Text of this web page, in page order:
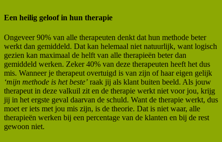
Een heilig geloof in hun therapie
Ongeveer 90% van alle therapeuten denkt dat hun methode beter
werkt dan gemiddeld. Dat kan helemaal niet natuurlijk, want logisch
gezien kan maximaal de helft van alle therapieën beter dan
gemiddeld werken. Zeker 40% van deze therapeuten heeft het dus
mis. Wanneer je therapeut overtuigd is van zijn of haar eigen gelijk
‘mijn methode is het beste’ raak jij als klant buiten beeld. Als jouw
therapeut in deze valkuil zit en de therapie werkt niet voor jou, krijg
jij in het ergste geval daarvan de schuld. Want de therapie werkt, dus
moet er iets met jou mis zijn, is de theorie. Dat is niet waar, alle
therapieën werken bij een percentage van de klanten en bij de rest
gewoon niet.